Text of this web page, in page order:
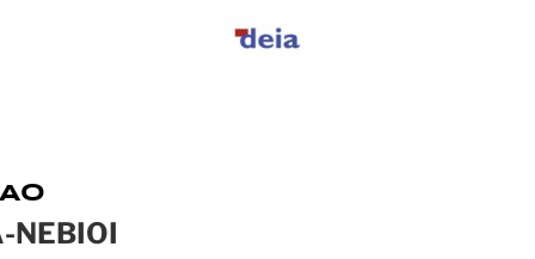
NEBIOI